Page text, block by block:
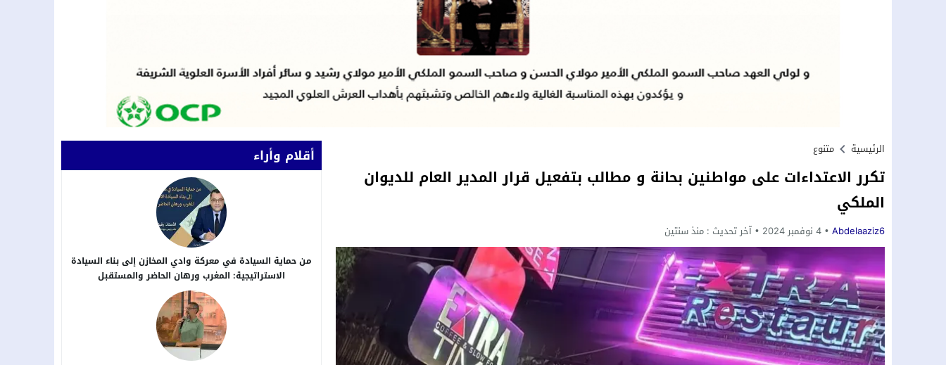
الرئيسية متنوع
تكرر الاعتداءات على مواطنين بحانة و مطالب بتفعيل قرار المدير العام للديوان
الملكي
Abdelaaziz6 4 نوفمبر 2024 آخر تحديث : منذ سنتين
أقلام وأراء
من حماية السيادة في معركة وادي المخازن إلى بناء السيادة
الاستراتيجية: المغرب ورهان الحاضر والمستقبل